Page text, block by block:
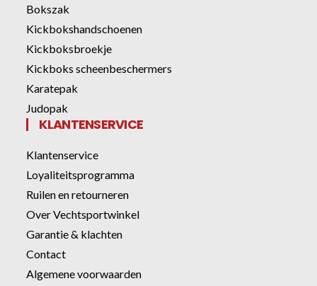
Bokszak
Kickbokshandschoenen
Kickboksbroekje
Kickboks scheenbeschermers
Karatepak
Judopak
KLANTENSERVICE
Klantenservice
Loyaliteitsprogramma
Ruilen en retourneren
Over Vechtsportwinkel
Garantie & klachten
Contact
Algemene voorwaarden